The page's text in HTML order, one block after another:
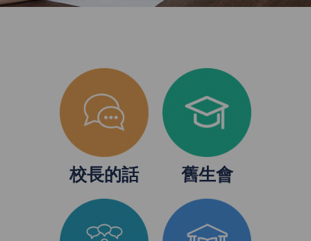
校長的話 舊生會